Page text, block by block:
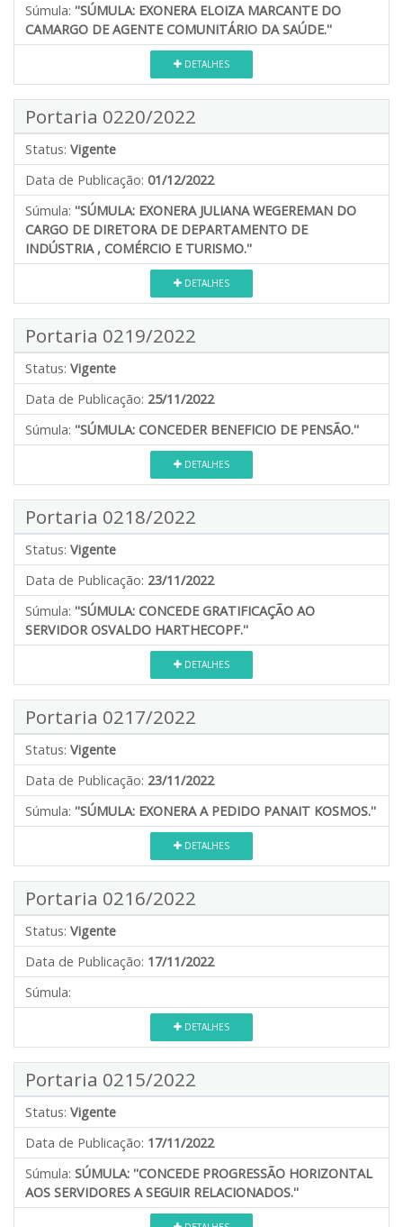
Súmula: ''SÚMULA: EXONERA ELOIZA MARCANTE DO
CAMARGO DE AGENTE COMUNITÁRIO DA SAÚDE.''
DETALHES
Portaria 0220/2022
Status: Vigente
Data de Publicação: 01/12/2022
Súmula: ''SÚMULA: EXONERA JULIANA WEGEREMAN DO
CARGO DE DIRETORA DE DEPARTAMENTO DE
INDÚSTRIA , COMÉRCIO E TURISMO.''
DETALHES
Portaria 0219/2022
Status: Vigente
Data de Publicação: 25/11/2022
Súmula: ''SÚMULA: CONCEDER BENEFICIO DE PENSÃO.''
DETALHES
Portaria 0218/2022
Status: Vigente
Data de Publicação: 23/11/2022
Súmula: ''SÚMULA: CONCEDE GRATIFICAÇÃO AO
SERVIDOR OSVALDO HARTHECOPF.''
DETALHES
Portaria 0217/2022
Status: Vigente
Data de Publicação: 23/11/2022
Súmula: ''SÚMULA: EXONERA A PEDIDO PANAIT KOSMOS.''
DETALHES
Portaria 0216/2022
Status: Vigente
Data de Publicação: 17/11/2022
Súmula:
DETALHES
Portaria 0215/2022
Status: Vigente
Data de Publicação: 17/11/2022
Súmula: SÚMULA: ''CONCEDE PROGRESSÃO HORIZONTAL
AOS SERVIDORES A SEGUIR RELACIONADOS.''